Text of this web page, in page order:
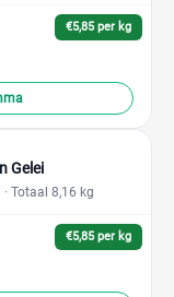
€5,85 per kg
Gelei
· Totaal 8,16 kg
€5,85 per kg